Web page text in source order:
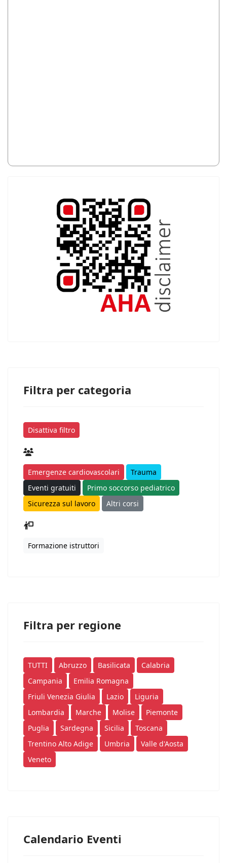
Filtra per categoria
Disattiva filtro
Emergenze cardiovascolari
Trauma
Eventi gratuiti
Primo soccorso pediatrico
Sicurezza sul lavoro
Altri corsi
Formazione istruttori
Filtra per regione
TUTTI Abruzzo Basilicata
Calabria
Campania
Emilia Romagna
Friuli Venezia Giulia
Lazio
Liguria
Lombardia
Marche Molise
Piemonte
Puglia
Sardegna Sicilia
Toscana
Trentino Alto Adige
Umbria
Valle d'Aosta
Veneto
Calendario Eventi